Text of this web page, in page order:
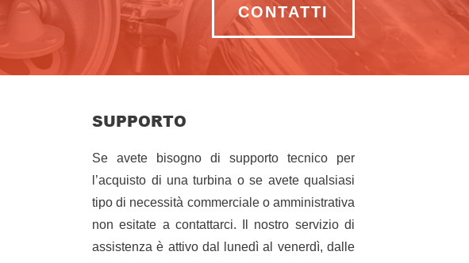
CONTATTI
SUPPORTO
Se avete bisogno di supporto tecnico per
l’acquisto di una turbina o se avete qualsiasi
tipo di necessità commerciale o amministrativa
non esitate a contattarci. Il nostro servizio di
assistenza è attivo dal lunedì al venerdì, dalle